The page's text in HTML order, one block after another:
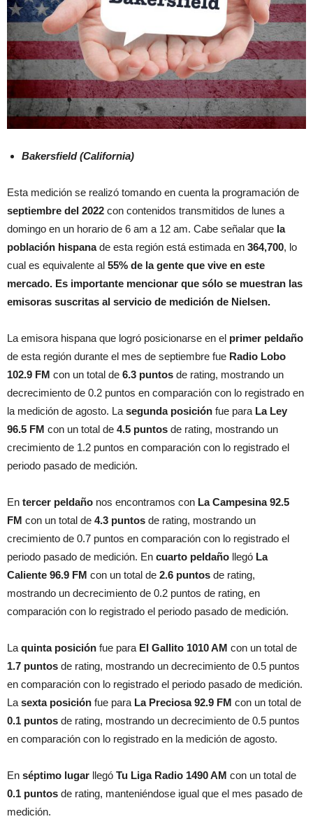
Bakersfield (California)
Esta medición se realizó tomando en cuenta la programación de
septiembre del 2022 con contenidos transmitidos de lunes a
domingo en un horario de 6 am a 12 am. Cabe señalar que la
población hispanade esta región está estimada en 364,700, lo
cual es equivalente al 55% de la gente que vive en este
mercado. Es importante mencionar que sólo se muestran las
emisoras suscritas al servicio de medición de Nielsen.
La emisora hispana que logró posicionarse en el primer peldaño
de esta región durante el mes de septiembre fue Radio Lobo
102.9 FM con un total de 6.3 puntos de rating, mostrando un
decrecimiento de 0.2 puntos en comparación con lo registrado en
la medición de agosto. La segunda posición fue para La Ley
96.5 FM con un total de 4.5 puntos de rating, mostrando un
crecimiento de 1.2 puntos en comparación con lo registrado el
periodo pasado de medición.
En tercer peldaño nos encontramos con La Campesina 92.5
FM con un total de 4.3 puntos de rating, mostrando un
crecimiento de 0.7 puntos en comparación con lo registrado el
periodo pasado de medición. En cuarto peldaño llegó La
Caliente 96.9 FM con un total de 2.6 puntos de rating,
mostrando un decrecimiento de 0.2 puntos de rating, en
comparación con lo registrado el periodo pasado de medición.
La quinta posición fue para El Gallito 1010 AM con un total de
1.7 puntos de rating, mostrando un decrecimiento de 0.5 puntos
en comparación con lo registrado el periodo pasado de medición.
La sexta posición fue para La Preciosa 92.9 FM con un total de
0.1 puntos de rating, mostrando un decrecimiento de 0.5 puntos
en comparación con lo registrado en la medición de agosto.
En séptimo lugar llegó Tu Liga Radio 1490 AM con un total de
0.1 puntos de rating, manteniéndose igual que el mes pasado de
medición.